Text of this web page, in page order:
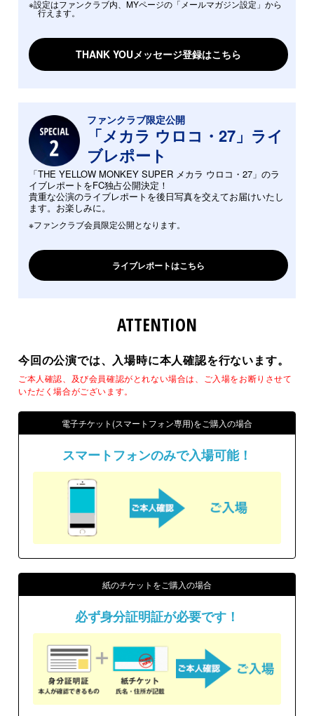
※設定はファンクラブ内、MYページの「メールマガジン設定」から
行えます。
THANK YOUメッセージ登録はこちら
ファンクラブ限定公開
「メカラ ウロコ・27」ライ
ブレポート
「THE YELLOW MONKEY SUPER メカラ ウロコ・27」のラ
イブレポートをFC独占公開決定！
貴重な公演のライブレポートを後日写真を交えてお届けいたし
ます。お楽しみに。
※ファンクラブ会員限定公開となります。
ライブレポートはこちら
ATTENTION
今回の公演では、入場時に本人確認を行ないます。
ご本人確認、及び会員確認がとれない場合は、ご入場をお断りさせて
いただく場合がございます。
電子チケット(スマートフォン専用)をご購入の場合
スマートフォンのみで入場可能！
紙のチケットをご購入の場合
必ず身分証明証が必要です！